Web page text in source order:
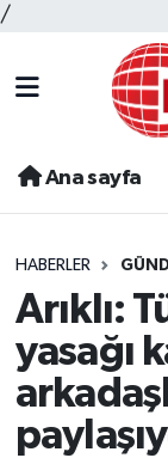
/
Ana sayfa
HABERLER
Arıklı:
yasağı